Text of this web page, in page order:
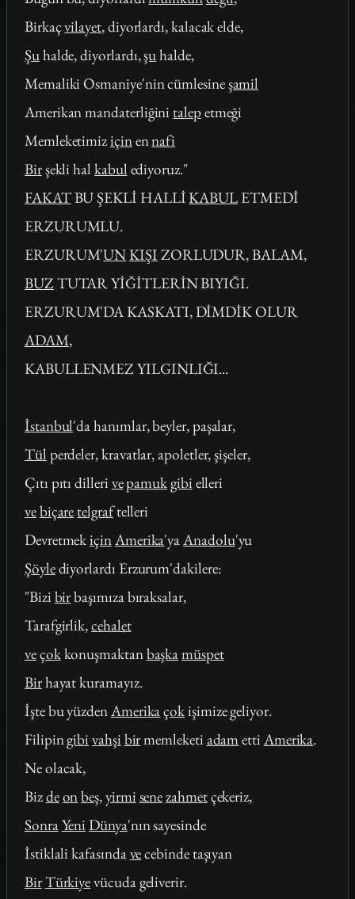
Birkaçvilayet, diyorlardı, kalacak elde,
Şuhalde, diyorlardı,şuhalde,
Memaliki Osmaniye'nin cümlesineşamil
Amerikan mandaterliğini talepetmeği
Memleketimiziçinennafi
Birşekli hal kabul ediyoruz."
FAKATBU ŞEKLİ HALLİKABUL ETMEDİ
ERZURUMLU.
ERZURUM'UNKIŞI ZORLUDUR, BALAM,
BUZTUTAR YİĞİTLERİN BIYIĞI.
ERZURUM'DA KASKATI, DİMDİK OLUR
ADAM,
KABULLENMEZ YILGINLIĞI...
İstanbul'da hanımlar, beyler, paşalar,
Tül perdeler, kravatlar, apoletler, şişeler,
Çıtı pıtı dilleri vepamukgibi elleri
vebiçare telgraftelleri
DevretmekiçinAmerika'yaAnadolu'yu
Şöylediyorlardı Erzurum'dakilere:
"Bizi birbaşımıza bıraksalar,
Tarafgirlik,cehalet
veçokkonuşmaktanbaşkamüspet
Birhayat kuramayız.
İşte bu yüzdenAmerikaçokişimize geliyor.
Filipingibi vahşi birmemleketi adametti Amerika.
Ne olacak,
Bizdeonbeş,yirmi senezahmetçekeriz,
SonraYeni Dünya'nın sayesinde
İstiklali kafasındavecebinde taşıyan
BirTürkiyevücuda geliverir.